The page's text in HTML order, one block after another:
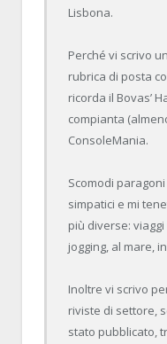
Lisbona.
Perché vi scrivo
rubrica di posta
ricorda il Bovas’
compianta
ConsoleMania.
Scomodi
simpatici e mi
più diverse:
jogging, al mare,
Inoltre vi scrivo
riviste di settore,
stato pubblicato,